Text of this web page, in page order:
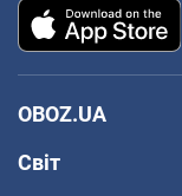
OBOZ.UA
Світ